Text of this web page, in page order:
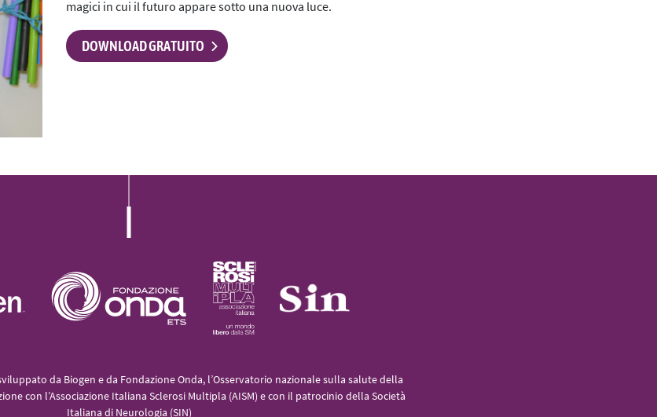
magici in cui il futuro appare sotto una nuova luce.
DOWNLOAD GRATUITO
da Biogen e da Fondazione Onda, l’Osservatorio nazionale sulla salute della
con l’Associazione Italiana Sclerosi Multipla (AISM) e con il patrocinio della Società
Italiana di Neurologia (SIN)